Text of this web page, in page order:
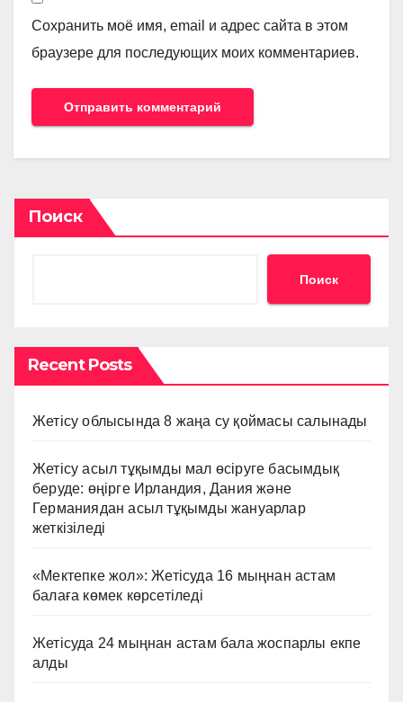
Сохранить моё имя, email и адрес сайта в этом
браузере для последующих моих комментариев.
Поиск
Поиск
Recent Posts
Жетісу облысында 8 жаңа су қоймасы салынады
Жетісу асыл тұқымды мал өсіруге басымдық
беруде: өңірге Ирландия, Дания және
Германиядан асыл тұқымды жануарлар
жеткізіледі
«Мектепке жол»: Жетісуда 16 мыңнан астам
балаға көмек көрсетіледі
Жетісуда 24 мыңнан астам бала жоспарлы екпе
алды